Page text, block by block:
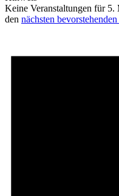
Keine Veranstaltungen für 5.
den nächsten